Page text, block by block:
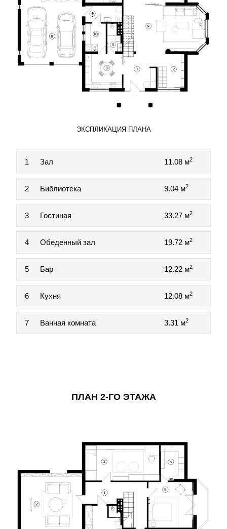
ЭКСПЛИКАЦИЯ ПЛАНА
1 Зал 11.08 м2
2 Библиотека 9.04 м2
3 Гостиная 33.27 м2
4 Обеденный зал 19.72 м2
5 Бар 12.22 м2
6 Кухня 12.08 м2
7 Ванная комната 3.31 м2
ПЛАН 2-ГО ЭТАЖА